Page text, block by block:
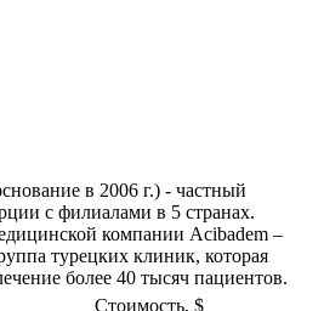
в 2006 г.) - частный
с филиалами в 5 странах.
компании Acibadem –
турецких клиник, которая
более 40 тысяч пациентов.
Стоимость, $